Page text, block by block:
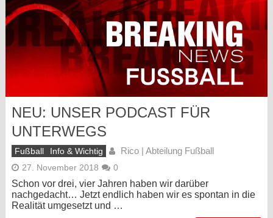
NEU: UNSER PODCAST FÜR
UNTERWEGS
Fußball Info & Wichtig Rico | Abteilung Fußball
27. November 2018 0
Schon vor drei, vier Jahren haben wir darüber
nachgedacht… Jetzt endlich haben wir es spontan in die
Realität umgesetzt und …